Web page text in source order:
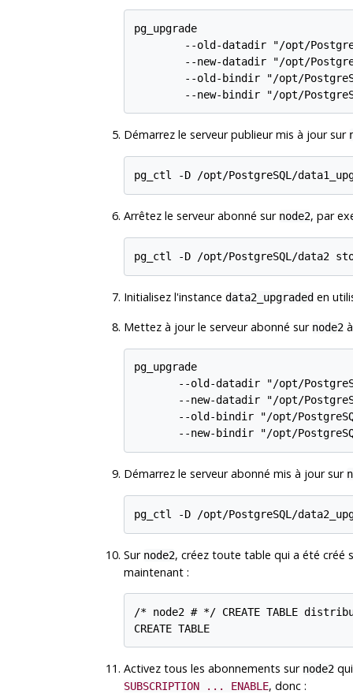
pg_upgrade
--old-datadir "/opt/
--new-datadir "/opt/
--old-bindir "/opt/
Démarrez le serveur publieur mis à jour sur
Arrêtez le serveur abonné sur node2, par
Initialisez l'instance data2_upgradeden
Mettez à jour le serveur abonné sur node2à
pg_upgrade
--old-datadir "/opt/
--new-datadir "/opt/
--old-bindir "/opt/
Démarrez le serveur abonné mis à jour sur
Sur node2, créez toute table qui a été créé
maintenant :
/* node2 # */ CREATE TABLE
Activez tous les abonnements sur node2qui
SUBSCRIPTION ... ENABLE, donc :